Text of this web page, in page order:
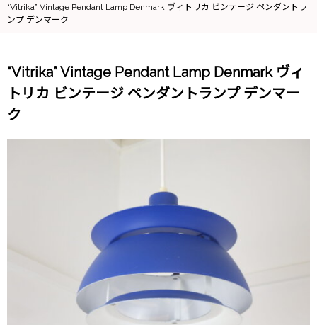
“Vitrika” Vintage Pendant Lamp Denmark ヴィトリカ ビンテージ ペンダントラ
ンプ デンマーク
“Vitrika” Vintage Pendant Lamp Denmark ヴィ
トリカ ビンテージ ペンダントランプ デンマー
ク